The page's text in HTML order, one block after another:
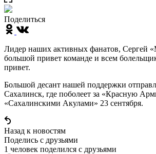
Поделиться
Лидер наших активных фанатов, Сергей
большой привет команде и всем
привет.
Большой десант нашей поддержки
Сахалинск, где поболеет за «Красную
«Сахалинскими Акулами» 23 сентября.
Назад к новостям
Поделись c друзьями
1 человек поделился c друзьями